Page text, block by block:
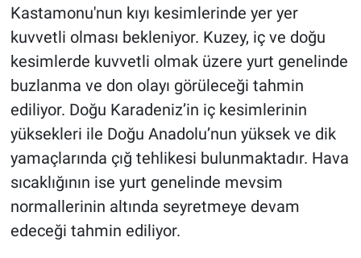
Kastamonu'nun kıyı kesimlerinde yer yer
kuvvetli olması bekleniyor. Kuzey, iç ve doğu
kesimlerde kuvvetli olmak üzere yurt genelinde
buzlanma ve don olayı görüleceği tahmin
ediliyor. Doğu Karadeniz’in iç kesimlerinin
yüksekleri ile Doğu Anadolu’nun yüksek ve dik
yamaçlarında çığ tehlikesi bulunmaktadır. Hava
sıcaklığının ise yurt genelinde mevsim
normallerinin altında seyretmeye devam
edeceği tahmin ediliyor.
Spor
Teknoloji
Türkiye'nin Geleceği
Türkiye'nin Gündemi
Yerel Gündem